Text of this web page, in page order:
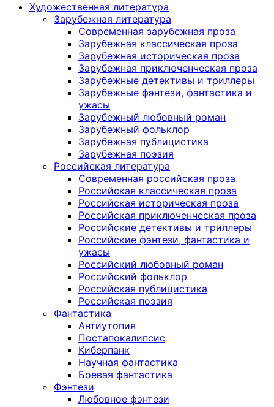
Художественная литература
Зарубежная литература
Современная зарубежная проза
Зарубежная классическая проза
Зарубежная историческая проза
Зарубежная приключенческая проза
Зарубежные детективы и триллеры
Зарубежные фэнтези, фантастика и
ужасы
Зарубежный любовный роман
Зарубежный фольклор
Зарубежная публицистика
Зарубежная поэзия
Российская литература
Современная российская проза
Российская классическая проза
Российская историческая проза
Российская приключенческая проза
Российские детективы и триллеры
Российские фэнтези, фантастика и
ужасы
Российский любовный роман
Российский фольклор
Российская публицистика
Российская поэзия
Фантастика
Антиутопия
Постапокалипсис
Киберпанк
Научная фантастика
Боевая фантастика
Фэнтези
Любовное фэнтези